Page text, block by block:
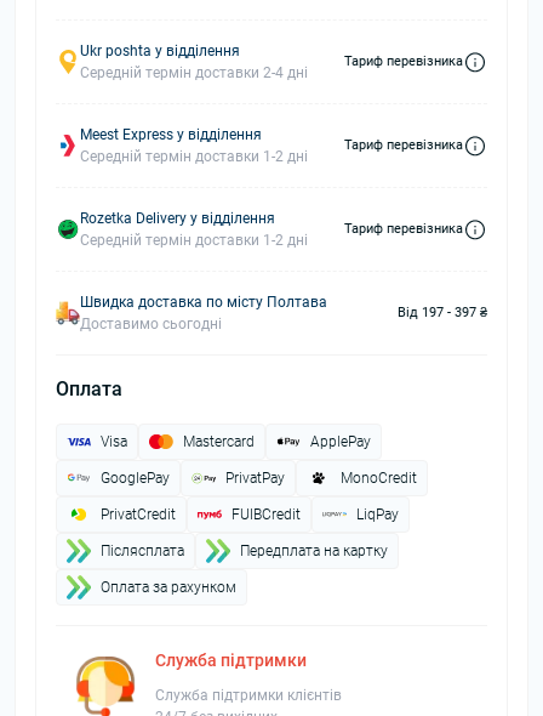
Ukr poshta у відділення
Середній термін доставки 2-4 дні
Тариф перевізника
Meest Express у відділення
Середній термін доставки 1-2 дні
Тариф перевізника
Rozetka Delivery у відділення
Середній термін доставки 1-2 дні
Тариф перевізника
Швидка доставка по місту Полтава
Доставимо сьогодні
Від 197 - 397 ₴
Оплата
Visa Mastercard ApplePay
GooglePay PrivatPay MonoCredit
PrivatCredit FUIBCredit LiqPay
Пiслясплата Передплата на картку
Оплата за рахунком
Служба підтримки
Служба підтримки клієнтів